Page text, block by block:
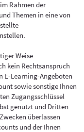
Rahmen der
Themen in eine von
Weise
kein Rechtsanspruch
E-Learning-Angeboten
sowie sonstige Ihnen
Zugangsschlüssel
genutzt und Dritten
überlassen
und der Ihnen